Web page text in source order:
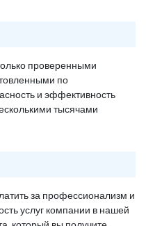
проверенными
по
и эффективность
тысячами
за профессионализм и
услуг компании в нашей